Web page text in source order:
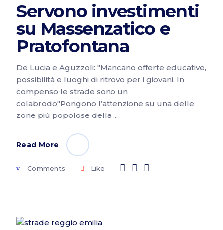
Servono investimenti
su Massenzatico e
Pratofontana
De Lucia e Aguzzoli: "Mancano offerte educative,
possibilità e luoghi di ritrovo per i giovani. In
compenso le strade sono un
colabrodo"Pongono l’attenzione su una delle
zone più popolose della
Read More
Comments Like